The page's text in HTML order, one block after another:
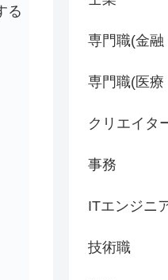
る
専門職(金融
専門職(医療
クリエイタ
事務
ITエンジニ
技術職